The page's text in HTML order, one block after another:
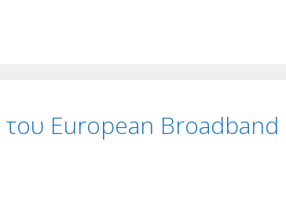
European Broadband